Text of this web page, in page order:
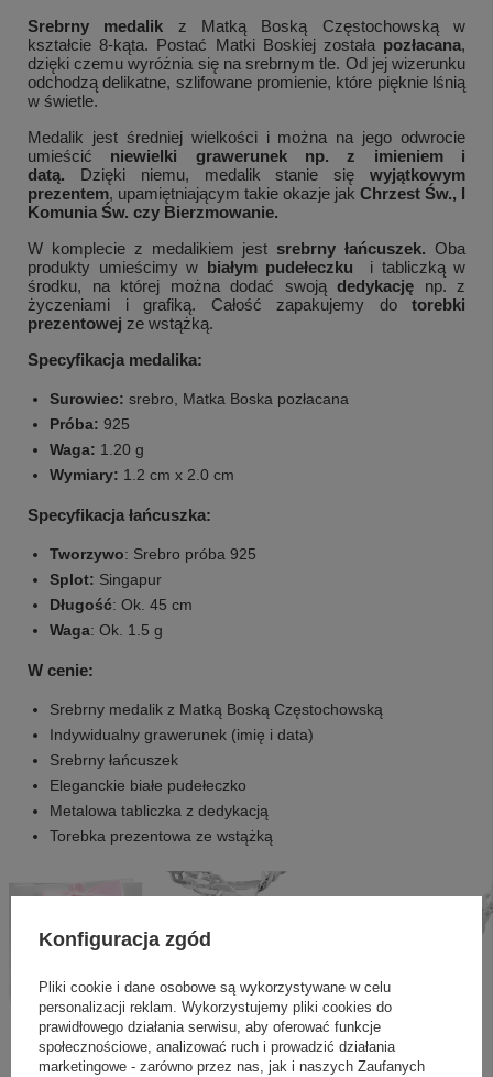
Srebrny medalik z Matką Boską Częstochowską w
kształcie 8-kąta. Postać Matki Boskiej zostałapozłacana,
dzięki czemu wyróżnia się na srebrnym tle. Od jej wizerunku
odchodzą delikatne, szlifowane promienie, które pięknie lśnią
w świetle.
Medalik jest średniej wielkości i można na jego odwrocie
umieścić niewielki grawerunek np. z imieniem i
datą. Dzięki niemu, medalik stanie się wyjątkowym
prezentem, upamiętniającym takie okazje jak Chrzest Św., I
Komunia Św. czy Bierzmowanie.
W komplecie z medalikiem jest srebrny łańcuszek.Oba
produkty umieścimy w białym pudełeczku
i tabliczką w
środku, na której można dodać swojądedykację np. z
życzeniami i grafiką. Całość zapakujemy do torebki
prezentowej ze wstążką.
Specyfikacja medalika:
Surowiec: srebro, Matka Boska pozłacana
Próba: 925
Waga: 1.20 g
Wymiary: 1.2 cm x 2.0 cm
Specyfikacja łańcuszka:
Tworzywo: Srebro próba 925
Splot: Singapur
Długość: Ok. 45 cm
Waga: Ok. 1.5 g
W cenie:
Srebrny medalik z Matką Boską Częstochowską
Indywidualny grawerunek (imię i data)
Srebrny łańcuszek
Eleganckie białe pudełeczko
Metalowa tabliczka z dedykacją
Torebka prezentowa ze wstążką
Konfiguracja zgód
Pliki cookie i dane osobowe są wykorzystywane w celu
personalizacji reklam. Wykorzystujemy pliki cookies do
prawidłowego działania serwisu, aby oferować funkcje
społecznościowe, analizować ruch i prowadzić działania
marketingowe - zarówno przez nas, jak i naszych Zaufanych